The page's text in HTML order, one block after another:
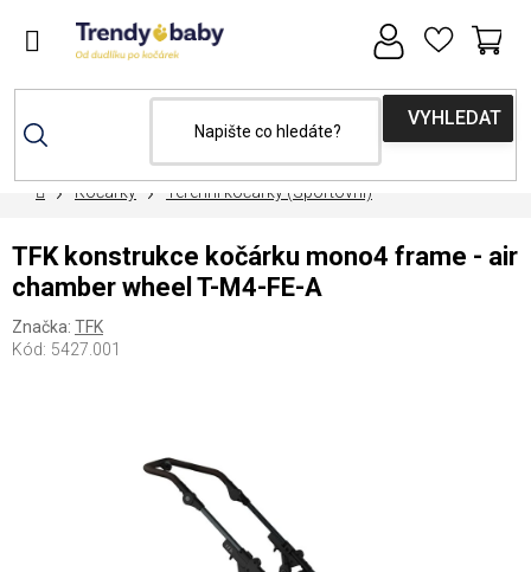
DomůKočárky Terénní kočárky (Sportovní)
TFK konstrukce kočárku mono4 frame - air
chamber wheel T-M4-FE-A
Značka: TFK
Kód: 5427.001